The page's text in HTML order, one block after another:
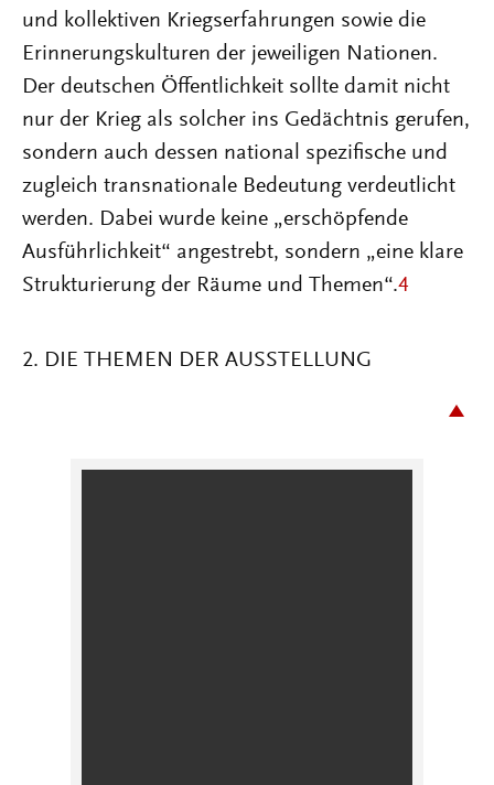
und kollektiven Kriegserfahrungen sowie die
Erinnerungskulturen der jeweiligen Nationen.
Der deutschen Öffentlichkeit sollte damit nicht
nur der Krieg als solcher ins Gedächtnis gerufen,
sondern auch dessen national spezifische und
zugleich transnationale Bedeutung verdeutlicht
werden. Dabei wurde keine „erschöpfende
Ausführlichkeit“ angestrebt, sondern „eine klare
Strukturierung der Räume und Themen“.4
2. DIE THEMEN DER AUSSTELLUNG